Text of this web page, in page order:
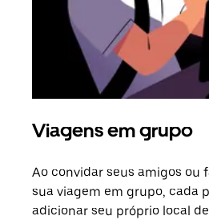
Viagens em grupo
Ao convidar seus amigos ou
sua viagem em grupo, cada
adicionar seu próprio local